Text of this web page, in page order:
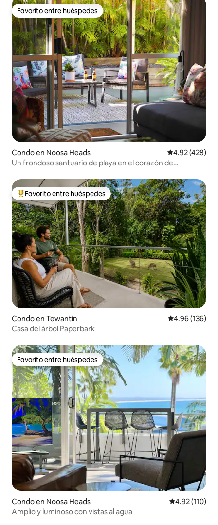
Favorito entre huéspedes
Favorito entre huéspedes
Condo en Noosa Heads Calificación
4.92 (428)
Un frondoso santuario de playa en el corazón de
Favorito entre huéspedes preferido
Favorito entre huéspedes
Condo en Tewantin Calificación
4.96 (136)
Casa del árbol Paperbark
Favorito entre huéspedes
Favorito entre huéspedes
Condo en Noosa Heads Calificación
4.92 (110)
Amplio y luminoso con vistas al agua